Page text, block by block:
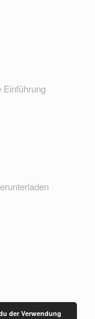
Einführung
der Verwendung